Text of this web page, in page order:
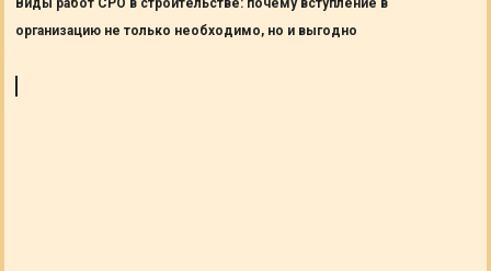
Виды работ СРО в строительстве: почему вступление в
организацию не только необходимо, но и выгодно